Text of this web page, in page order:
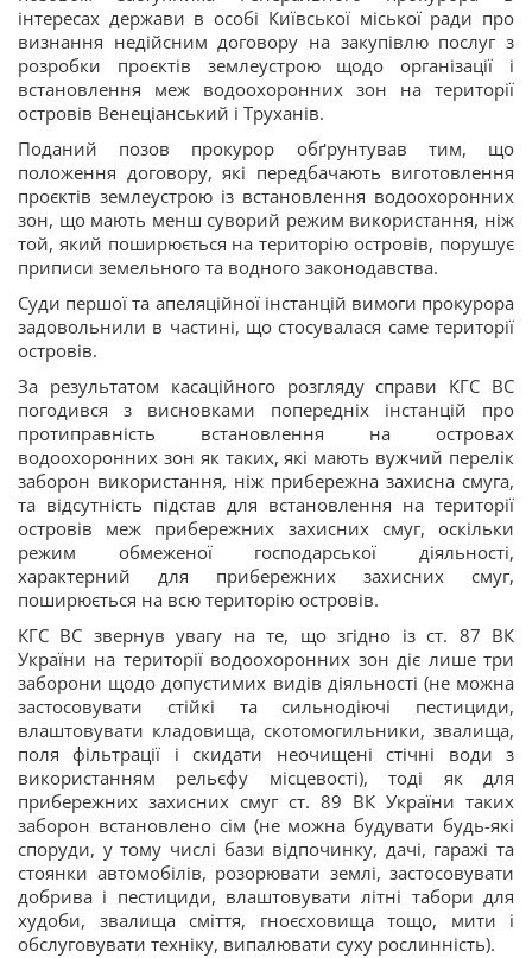
інтересах держави в особі Київської міської ради про
визнання недійсним договору на закупівлю послуг з
розробки проєктів землеустрою щодо організації і
встановлення меж водоохоронних зон на території
островів Венеціанський і Труханів.
Поданий позов прокурор обґрунтував тим, що
положення договору, які передбачають виготовлення
проєктів землеустрою із встановлення водоохоронних
зон, що мають менш суворий режим використання, ніж
той, який поширюється на територію островів, порушує
приписи земельного та водного законодавства.
Суди першої та апеляційної інстанцій вимоги прокурора
задовольнили в частині, що стосувалася саме території
островів.
За результатом касаційного розгляду справи КГС ВС
погодився з висновками попередніх інстанцій про
протиправність встановлення на островах
водоохоронних зон як таких, які мають вужчий перелік
заборон використання, ніж прибережна захисна смуга,
та відсутність підстав для встановлення на території
островів меж прибережних захисних смуг, оскільки
режим обмеженої господарської діяльності,
характерний для прибережних захисних смуг,
поширюється на всю територію островів.
КГС ВС звернув увагу на те, що згідно із ст. 87 ВК
України на території водоохоронних зон діє лише три
заборони щодо допустимих видів діяльності (не можна
застосовувати стійкі та сильнодіючі пестициди,
влаштовувати кладовища, скотомогильники, звалища,
поля фільтрації і скидати неочищені стічні води з
використанням рельєфу місцевості), тоді як для
прибережних захисних смуг ст. 89 ВК України таких
заборон встановлено сім (не можна будувати будь-які
споруди, у тому числі бази відпочинку, дачі, гаражі та
стоянки автомобілів, розорювати землі, застосовувати
добрива і пестициди, влаштовувати літні табори для
худоби, звалища сміття, гноєсховища тощо, мити і
обслуговувати техніку, випалювати суху рослинність).